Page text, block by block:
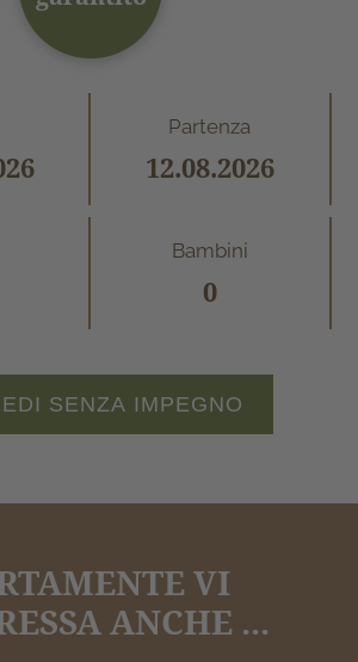
Partenza
Bambini
SENZA IMPEGNO
VI
ANCHE ...